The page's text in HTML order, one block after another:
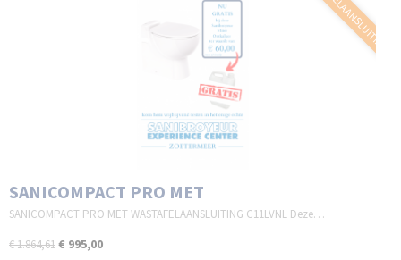
SANICOMPACT PRO MET
WASTAFELAANSLUITING C11LVNL
SANICOMPACT PRO MET WASTAFELAANSLUITING C11LVNL Deze…
€ 1.864,61€ 995,00